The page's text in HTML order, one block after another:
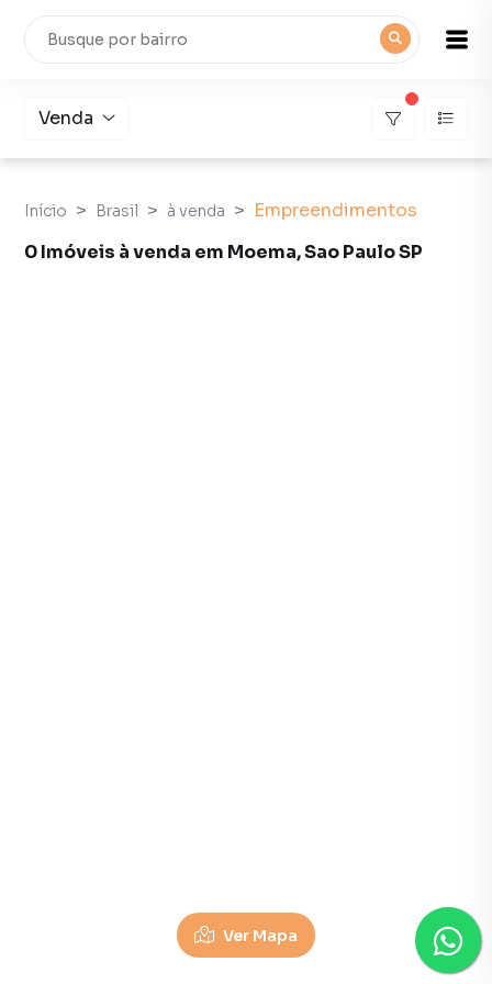
Venda
Início Brasil à venda
Empreendimentos
0 Imóveis à venda em Moema, Sao Paulo SP
Ver Mapa